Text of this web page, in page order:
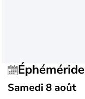
Éphéméride
Samedi 8 août